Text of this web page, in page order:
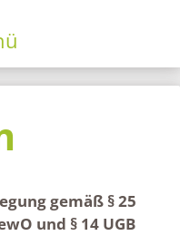
gemäß § 25
und § 14 UGB